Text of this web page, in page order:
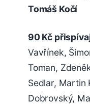
Tomáš Kočí
90 Kč
Vavřínek,
Toman,
Sedlar, Martin
Dobrovský,